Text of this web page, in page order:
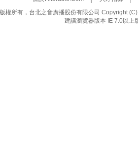
版權所有，台北之音廣播股份有限公司 Copyright
建議瀏覽器版本 IE 7.0以上